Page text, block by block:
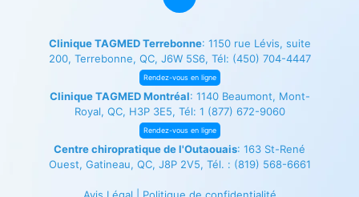
Clinique TAGMED Terrebonne: 1150 rue Lévis, suite
200, Terrebonne, QC, J6W 5S6, Tél: (450) 704-4447
Rendez-vous en ligne
Clinique TAGMED Montréal: 1140 Beaumont, Mont-
Royal, QC, H3P 3E5, Tél: 1 (877) 672-9060
Rendez-vous en ligne
Centre chiropratique de l'Outaouais: 163 St-René
Ouest, Gatineau, QC, J8P 2V5, Tél. : (819) 568-6661